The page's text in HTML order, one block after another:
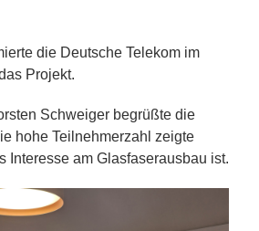
die Deutsche Telekom im
Projekt.
Schweiger begrüßte die
hohe Teilnehmerzahl zeigte
Interesse am Glasfaserausbau ist.